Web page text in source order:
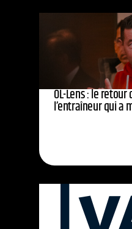
OL-Lens : le retour
l’entraîneur qui a